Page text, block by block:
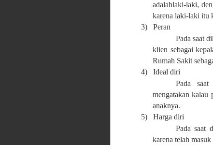
adalahlaki-laki,
karena laki-laki itu
3)
Peran
Pada saat
klien sebagai
Rumah Sakit
4)
Ideal diri
Pada
mengatakan
anaknya.
5)
Harga diri
Pada saat
karena telah